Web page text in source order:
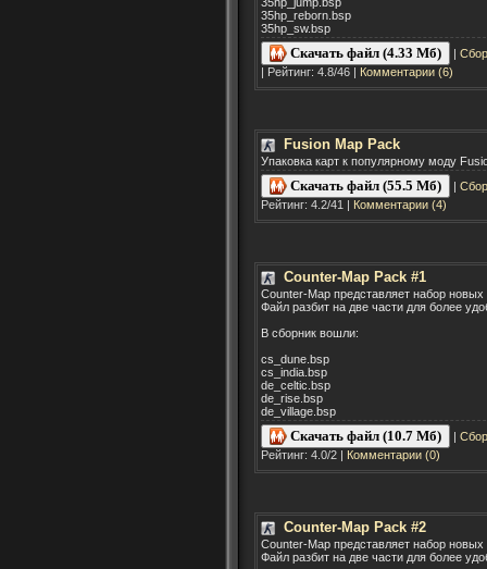
35hp_reborn.bsp
35hp_sw.bsp
Скачать файл (4.33 Мб) |
| Рейтинг: 4.8/46 | Комментарии (6)
Fusion Map Pack
Упаковка карт к популярному моду
Скачать файл (55.5 Мб) |
Рейтинг: 4.2/41 | Комментарии (4)
Counter-Map Pack #1
Counter-Map представляет набор
Файл разбит на две части для более
В сборник вошли:
cs_dune.bsp
cs_india.bsp
de_celtic.bsp
de_rise.bsp
de_village.bsp
Скачать файл (10.7 Мб) |
Рейтинг: 4.0/2 | Комментарии (0)
Counter-Map Pack #2
Counter-Map представляет набор
Файл разбит на две части для более